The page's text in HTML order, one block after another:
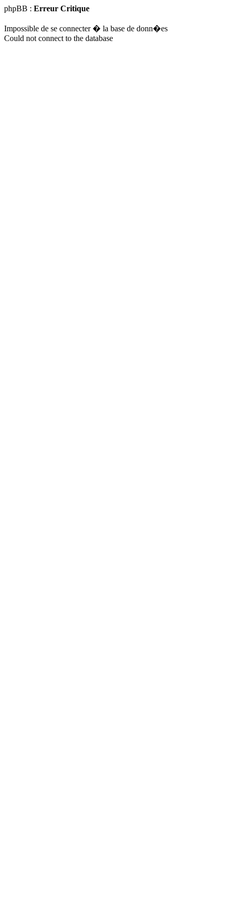
phpBB : Erreur Critique
Impossible de se connecter � la base de donn�es
Could not connect to the database